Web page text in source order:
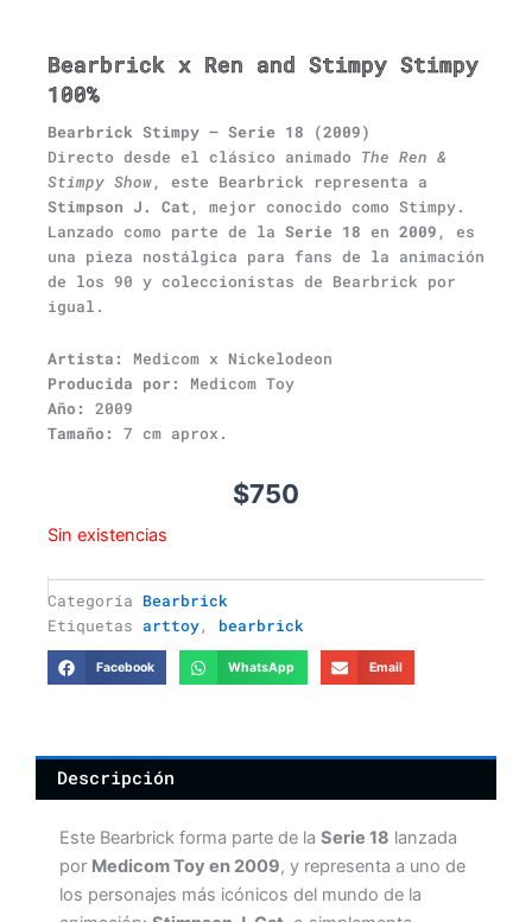
Bearbrick x Ren and Stimpy Stimpy
100%
Bearbrick Stimpy – Serie 18 (2009)
Directo desde el clásico animado The Ren &
Stimpy Show, este Bearbrick representa a
Stimpson J. Cat , mejor conocido como Stimpy.
Lanzado como parte de la Serie 18 en 2009 , es
una pieza nostálgica para fans de la animación
de los 90 y coleccionistas de Bearbrick por
igual.
Artista:
Medicom x Nickelodeon
Producida por:
Medicom Toy
Año:
2009
Tamaño:
7 cm aprox.
$750
Sin existencias
Categoría Bearbrick
Etiquetas arttoy, bearbrick
Facebook WhatsApp Email
Descripción
Este Bearbrick forma parte de la Serie 18 lanzada
por Medicom Toy en 2009, y representa a uno de
los personajes más icónicos del mundo de la